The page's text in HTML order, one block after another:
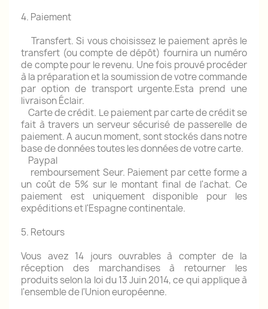
4. Paiement
Transfert.Si vous choisissez le paiement après le
transfert (ou compte de dépôt) fournira un numéro
de compte pour le revenu. Une fois prouvé procéder
à la préparation et la soumission de votre commande
par option de transport urgente.Esta prend une
livraison Éclair.
Carte de crédit. Le paiement par carte de crédit se
fait à travers un serveur sécurisé de passerelle de
paiement.A aucun moment, sont stockés dans notre
base de données toutes les données de votre carte.
Paypal
remboursement Seur. Paiement par cette forme a
un coût de 5% sur le montant final de l'achat. Ce
paiement est uniquement disponible pour les
expéditions et l'Espagne continentale.
5. Retours
Vous avez 14 jours ouvrables à compter de la
réception des marchandises à retourner les
produits selon la loi du 13 Juin 2014, ce qui applique à
l'ensemble de l'Union européenne.